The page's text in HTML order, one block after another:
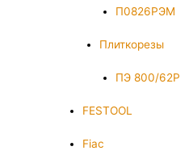
П0826РЭМ
Плиткорезы
ПЭ 800/62Р
FESTOOL
Fiac